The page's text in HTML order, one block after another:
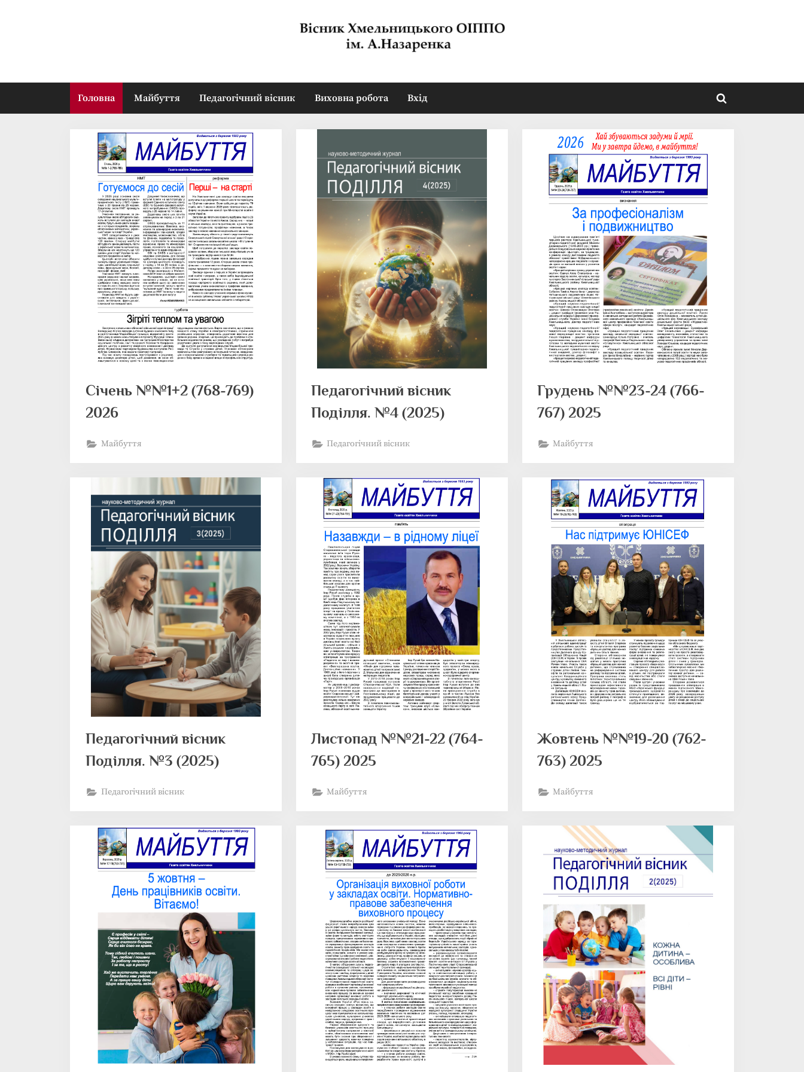
Головна Майбуття Педагогічний вісник Виховна робота Вхід
Toggle
Січень №№1+2 (768-769)
2026
Майбуття
Педагогічний вісник
Поділля. №4 (2025)
Педагогічний вісник
Грудень №№23-24 (766-
767) 2025
Майбуття
Педагогічний вісник
Поділля. №3 (2025)
Педагогічний вісник
Листопад №№21-22 (764-
765) 2025
Майбуття
Жовтень №№19-20 (762-
763) 2025
Майбуття